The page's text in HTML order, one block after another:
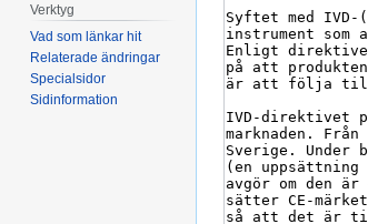
Verktyg
Vad som länkar hit
Relaterade ändringar
Specialsidor
Sidinformation